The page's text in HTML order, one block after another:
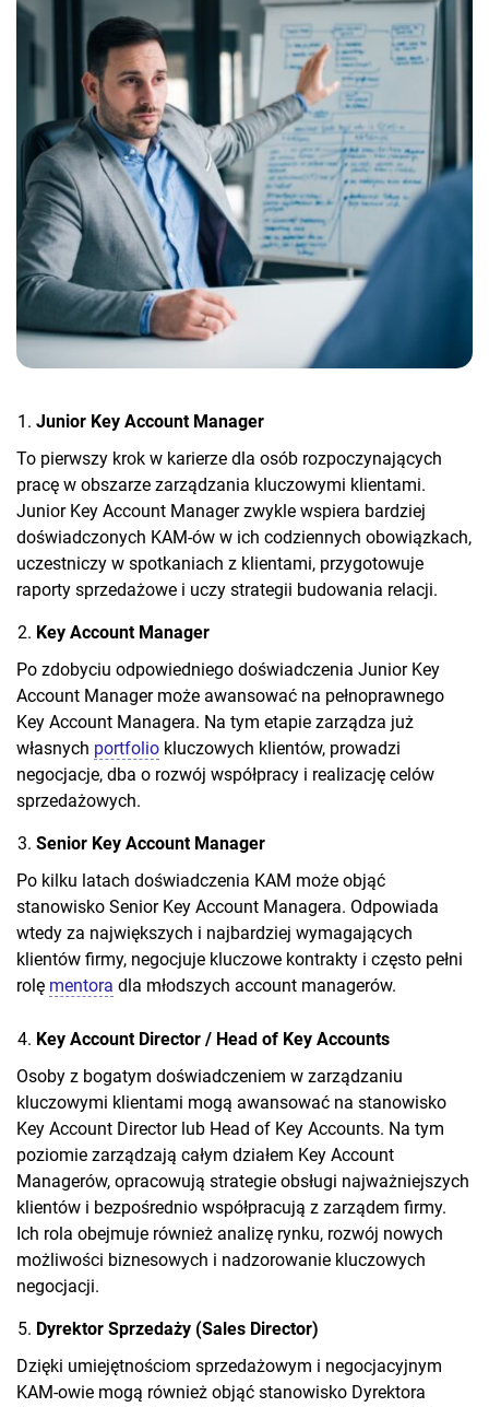
Junior Key Account Manager
To pierwszy krok w karierze dla osób rozpoczynających
pracę w obszarze zarządzania kluczowymi klientami.
Junior Key Account Manager zwykle wspiera bardziej
doświadczonych KAM-ów w ich codziennych obowiązkach,
uczestniczy w spotkaniach z klientami, przygotowuje
raporty sprzedażowe i uczy strategii budowania relacji.
Key Account Manager
Po zdobyciu odpowiedniego doświadczenia Junior Key
Account Manager może awansować na pełnoprawnego
Key Account Managera. Na tym etapie zarządza już
własnych portfolio kluczowych klientów, prowadzi
negocjacje, dba o rozwój współpracy i realizację celów
sprzedażowych.
Senior Key Account Manager
Po kilku latach doświadczenia KAM może objąć
stanowisko Senior Key Account Managera. Odpowiada
wtedy za największych i najbardziej wymagających
klientów firmy, negocjuje kluczowe kontrakty i często pełni
rolę mentora dla młodszych account managerów.
Key Account Director / Head of Key Accounts
Osoby z bogatym doświadczeniem w zarządzaniu
kluczowymi klientami mogą awansować na stanowisko
Key Account Director lub Head of Key Accounts. Na tym
poziomie zarządzają całym działem Key Account
Managerów, opracowują strategie obsługi najważniejszych
klientów i bezpośrednio współpracują z zarządem firmy.
Ich rola obejmuje również analizę rynku, rozwój nowych
możliwości biznesowych i nadzorowanie kluczowych
negocjacji.
Dyrektor Sprzedaży (Sales Director)
Dzięki umiejętnościom sprzedażowym i negocjacyjnym
KAM-owie mogą również objąć stanowisko Dyrektora